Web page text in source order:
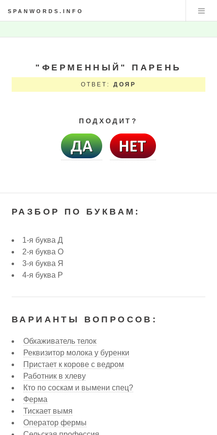
SPANWORDS.INFO
"ФЕРМЕННЫЙ" ПАРЕНЬ
ОТВЕТ: ДОЯР
ПОДХОДИТ?
РАЗБОР ПО БУКВАМ:
1-я буква Д
2-я буква О
3-я буква Я
4-я буква Р
ВАРИАНТЫ ВОПРОСОВ:
Обхаживатель телок
Реквизитор молока у буренки
Пристает к корове с ведром
Работник в хлеву
Кто по соскам и вымени спец?
Ферма
Тискает вымя
Оператор фермы